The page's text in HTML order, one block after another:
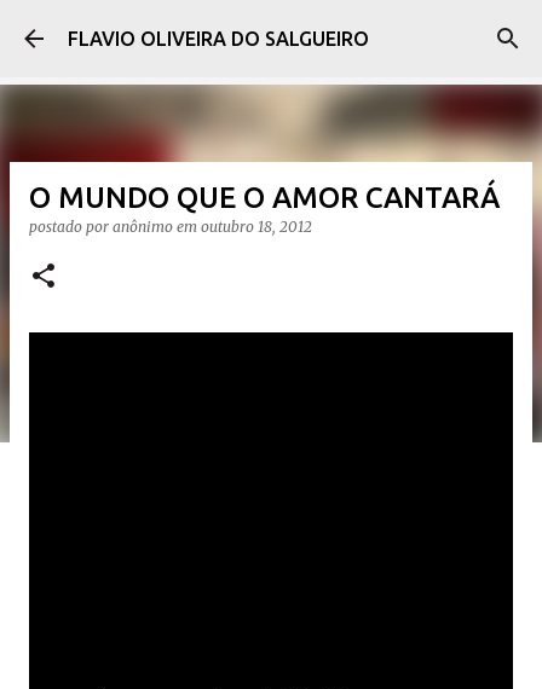
Pular para o conteúdo principal
FLAVIO OLIVEIRA DO SALGUEIRO
O MUNDO QUE O AMOR CANTARÁ
postado por anônimo em outubro 18, 2012